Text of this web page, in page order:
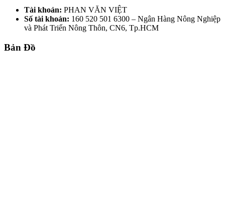
Tài khoản: PHAN VĂN VIỆT
Số tài khoản: 160 520 501 6300 – Ngân Hàng Nông Nghiệp
và Phát Triển Nông Thôn, CN6, Tp.HCM
Bản Đồ